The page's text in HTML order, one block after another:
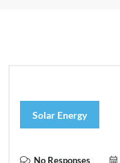
Solar Energy
No Responses